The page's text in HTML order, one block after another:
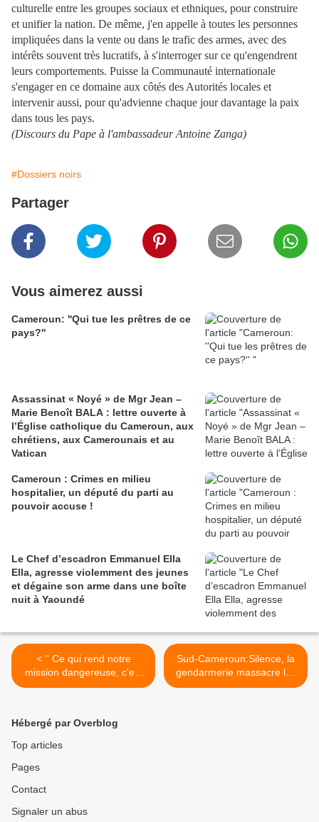
culturelle entre les groupes sociaux et ethniques, pour construire
et unifier la nation. De même, j'en appelle à toutes les personnes
impliquées dans la vente ou dans le trafic des armes, avec des
intérêts souvent très lucratifs, à s'interroger sur ce qu'engendrent
leurs comportements. Puisse la Communauté internationale
s'engager en ce domaine aux côtés des Autorités locales et
intervenir aussi, pour qu'advienne chaque jour davantage la paix
dans tous les pays.
(Discours du Pape à l'ambassadeur Antoine Zanga)
#Dossiers noirs
Partager
Vous aimerez aussi
Cameroun: ''Qui tue les prêtres de ce
pays?''
Assassinat « Noyé » de Mgr Jean –
Marie Benoît BALA : lettre ouverte à
l’Église catholique du Cameroun, aux
chrétiens, aux Camerounais et au
Vatican
Cameroun : Crimes en milieu
hospitalier, un député du parti au
pouvoir accuse !
Le Chef d’escadron Emmanuel Ella
Ella, agresse violemment des jeunes
et dégaine son arme dans une boîte
nuit à Yaoundé
< '' Ce qui rend notre
mission dangereuse, c'est
que l'Eglise est la Voix des
Sud-Cameroun:Silence, la
gendarmerie massacre les
droits de l’homme ! >
Hébergé par Overblog
Top articles
Pages
Contact
Signaler un abus